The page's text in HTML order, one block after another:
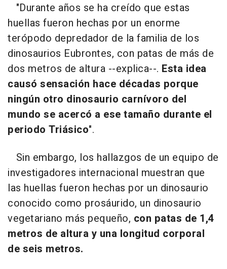
"Durante años se ha creído que estas
huellas fueron hechas por un enorme
terópodo depredador de la familia de los
dinosaurios Eubrontes, con patas de más de
dos metros de altura --explica--. Esta idea
causó sensación hace décadas porque
ningún otro dinosaurio carnívoro del
mundo se acercó a ese tamaño durante el
periodo Triásico".
Sin embargo, los hallazgos de un equipo de
investigadores internacional muestran que
las huellas fueron hechas por un dinosaurio
conocido como prosáurido, un dinosaurio
vegetariano más pequeño, con patas de 1,4
metros de altura y una longitud corporal
de seis metros.